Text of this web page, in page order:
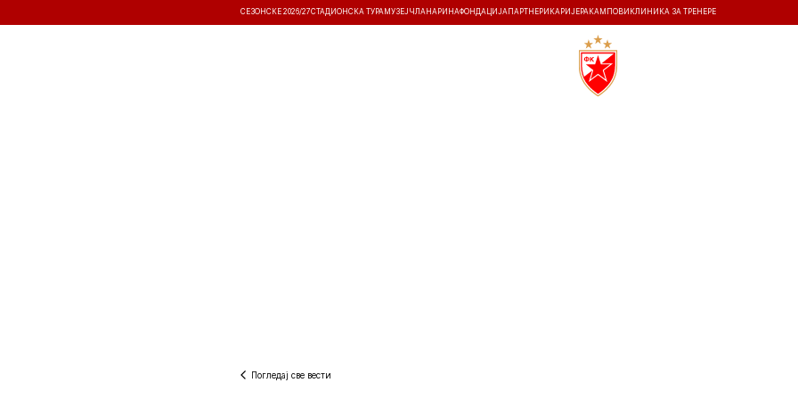
СЕЗОНСКЕ 2026/27СТАДИОНСКА ТУРА МУЗЕЈ ЧЛАНАРИНАФОНДАЦИЈА ПАРТНЕРИ КАРИЈЕРА КАМПОВИ КЛИНИКА ЗА ТРЕНЕРЕ
Погледај све вести